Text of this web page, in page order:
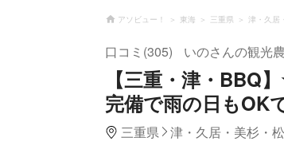
アソビュー！ 東海 三重県 津・久居
口コミ(305) いのさんの観光
【三重・津・BBQ
完備で雨の日もOK
三重県 津・久居・美杉・